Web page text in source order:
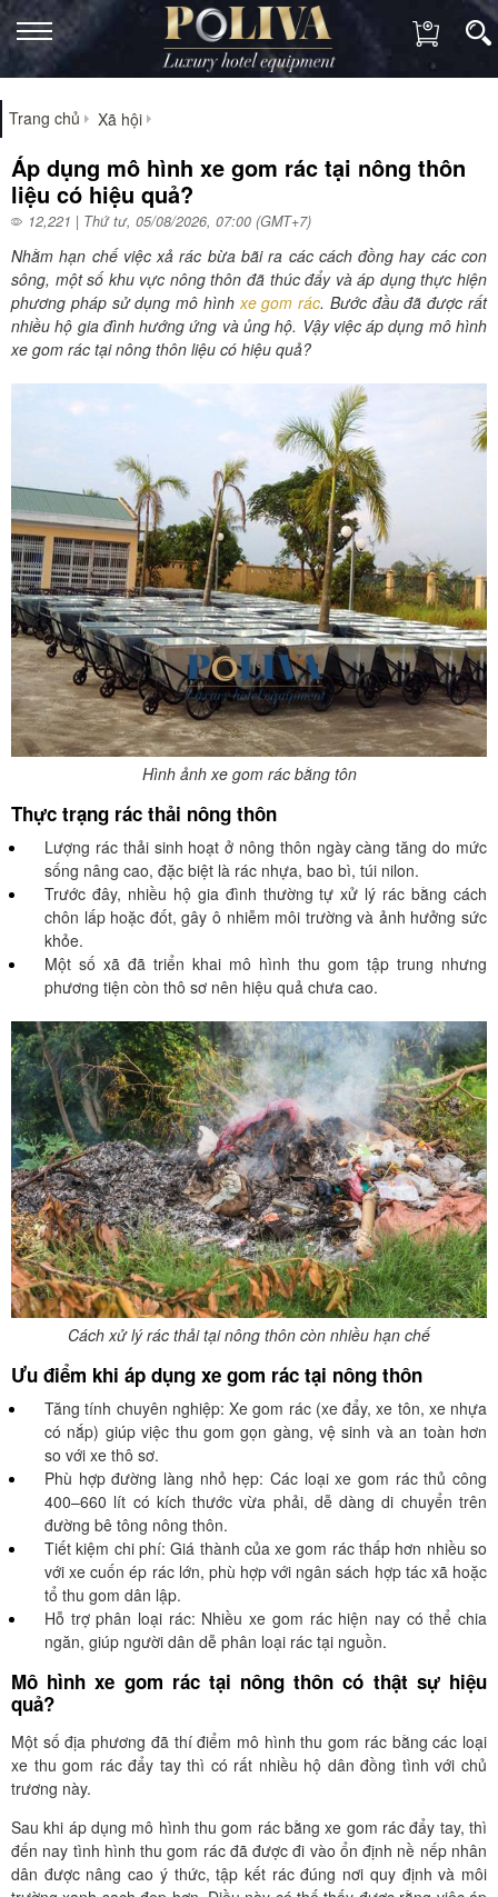
Trang chủ Xã hội
Áp dụng mô hình xe gom rác tại nông thôn
liệu có hiệu quả?
12,221 | Thứ tư, 05/08/2026, 07:00 (GMT+7)
Nhằm hạn chế việc xả rác bừa bãi ra các cách đồng hay các con
sông, một số khu vực nông thôn đã thúc đẩy và áp dụng thực hiện
phương pháp sử dụng mô hìnhxe gom rác. Bước đầu đã được rất
nhiều hộ gia đình hướng ứng và ủng hộ. Vậy việc áp dụng mô hình
xe gom rác tại nông thôn liệu có hiệu quả?
Hình ảnh xe gom rác bằng tôn
Thực trạng rác thải nông thôn
Lượng rác thải sinh hoạt ở nông thôn ngày càng tăng do mức
sống nâng cao, đặc biệt là rác nhựa, bao bì, túi nilon.
Trước đây, nhiều hộ gia đình thường tự xử lý rác bằng cách
chôn lấp hoặc đốt, gây ô nhiễm môi trường và ảnh hưởng sức
khỏe.
Một số xã đã triển khai mô hình thu gom tập trung nhưng
phương tiện còn thô sơ nên hiệu quả chưa cao.
Cách xử lý rác thải tại nông thôn còn nhiều hạn chế
Ưu điểm khi áp dụng xe gom rác tại nông thôn
Tăng tính chuyên nghiệp: Xe gom rác (xe đẩy, xe tôn, xe nhựa
có nắp) giúp việc thu gom gọn gàng, vệ sinh và an toàn hơn
so với xe thô sơ.
Phù hợp đường làng nhỏ hẹp: Các loại xe gom rác thủ công
400–660 lít có kích thước vừa phải, dễ dàng di chuyển trên
đường bê tông nông thôn.
Tiết kiệm chi phí: Giá thành của xe gom rác thấp hơn nhiều so
với xe cuốn ép rác lớn, phù hợp với ngân sách hợp tác xã hoặc
tổ thu gom dân lập.
Hỗ trợ phân loại rác: Nhiều xe gom rác hiện nay có thể chia
ngăn, giúp người dân dễ phân loại rác tại nguồn.
Mô hình xe gom rác tại nông thôn có thật sự hiệu
quả?
Một số địa phương đã thí điểm mô hình thu gom rác bằng các loại
xe thu gom rác đẩy tay thì có rất nhiều hộ dân đồng tình với chủ
trương này.
Sau khi áp dụng mô hình thu gom rác bằng xe gom rác đẩy tay, thì
đến nay tình hình thu gom rác đã được đi vào ổn định nề nếp nhân
dân được nâng cao ý thức, tập kết rác đúng nơi quy định và môi